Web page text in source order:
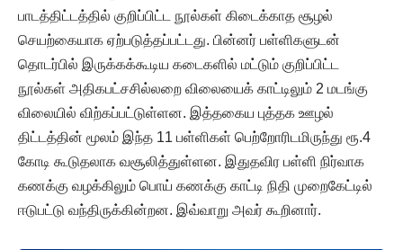
பாடத்திட்டத்தில் குறிப்பிட்ட நூல்கள் கிடைக்காத சூழல்
செயற்கையாக ஏற்படுத்தப்பட்டது. பின்னர் பள்ளிகளுடன்
தொடர்பில் இருக்கக்கூடிய கடைகளில் மட்டும் குறிப்பிட்ட
நூல்கள் அதிகபட்சசில்லறை விலையைக் காட்டிலும் 2 மடங்கு
விலையில் விற்கப்பட்டுள்ளன. இத்தகைய புத்தக ஊழல்
திட்டத்தின் மூலம் இந்த 11 பள்ளிகள் பெற்றோரிடமிருந்து ரூ.4
கோடி கூடுதலாக வசூலித்துள்ளன. இதுதவிர பள்ளி நிர்வாக
கணக்கு வழக்கிலும் பொய் கணக்கு காட்டி நிதி முறைகேட்டில்
ஈடுபட்டு வந்திருக்கின்றன. இவ்வாறு அவர் கூறினார்.